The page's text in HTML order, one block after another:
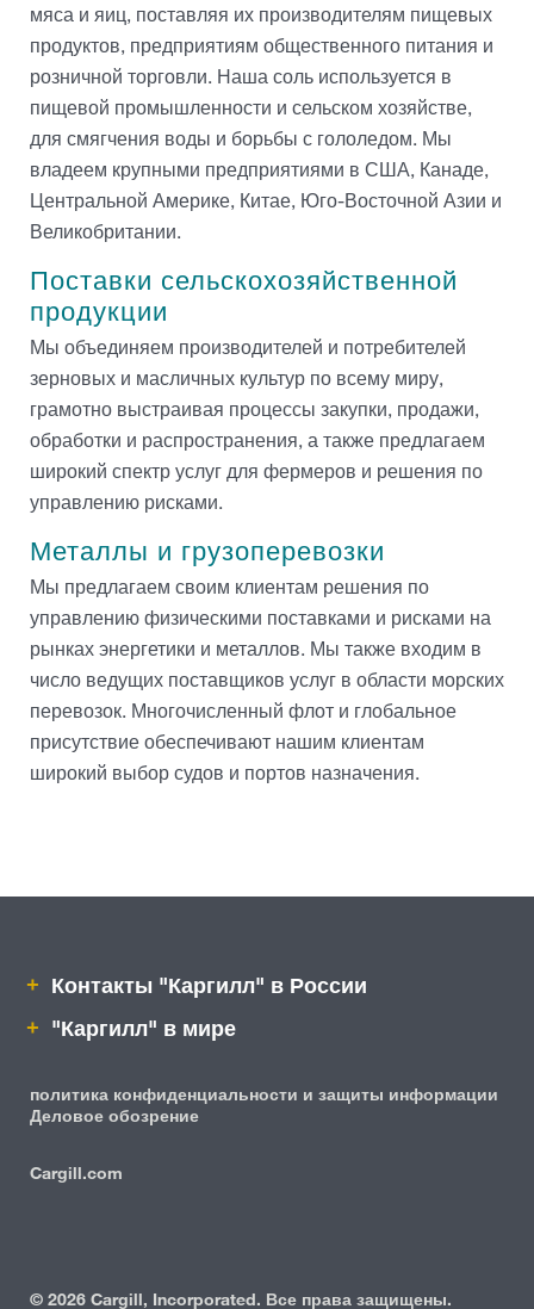
мяса и яиц, поставляя их производителям пищевых
продуктов, предприятиям общественного питания и
розничной торговли. Наша соль используется в
пищевой промышленности и сельском хозяйстве,
для смягчения воды и борьбы с гололедом. Мы
владеем крупными предприятиями в США, Канаде,
Центральной Америке, Китае, Юго-Восточной Азии и
Великобритании.
Поставки сельскохозяйственной
продукции
Мы объединяем производителей и потребителей
зерновых и масличных культур по всему миру,
грамотно выстраивая процессы закупки, продажи,
обработки и распространения, а также предлагаем
широкий спектр услуг для фермеров и решения по
управлению рисками.
Металлы и грузоперевозки
Мы предлагаем своим клиентам решения по
управлению физическими поставками и рисками на
рынках энергетики и металлов. Мы также входим в
число ведущих поставщиков услуг в области морских
перевозок. Многочисленный флот и глобальное
присутствие обеспечивают нашим клиентам
широкий выбор судов и портов назначения.
Контакты "Каргилл" в России
"Каргилл" в мире
политика конфиденциальности и защиты информации
Деловое обозрение
Cargill.com
© 2026 Cargill, Incorporated. Все права защищены.